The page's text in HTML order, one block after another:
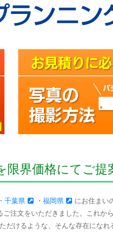
限界価格にてご提
・ 千葉県 ・ 福岡県 にお住まい
注文をいただきました。これか
だけるような、そんな存在にな